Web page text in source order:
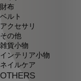
財布
ベルト
アクセサリ
その他
雑貨小物
インテリア小物
ネイルケア
OTHERS